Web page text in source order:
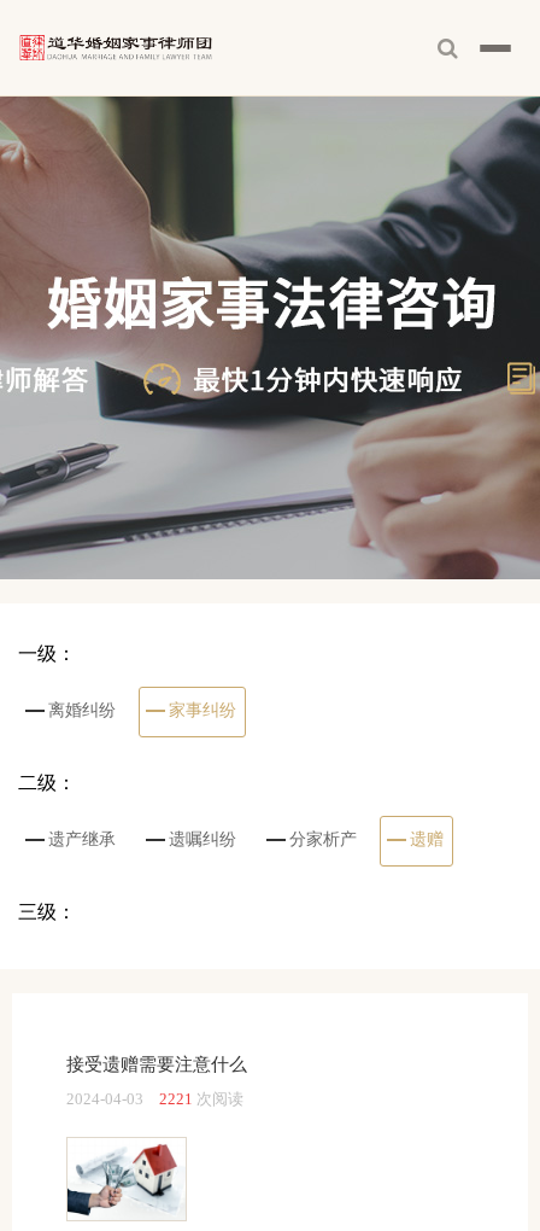
一级：
离婚纠纷 家事纠纷
二级：
遗产继承 遗嘱纠纷 分家析产 遗赠
三级：
接受遗赠需要注意什么
2024-04-03 2221 次阅读